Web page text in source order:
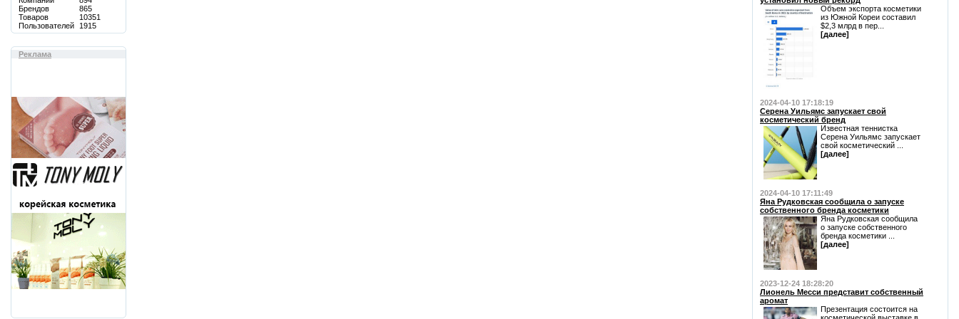
Брендов
865
Товаров
10351
Пользователей
1915
Реклама
Объем экспорта косметики
из Южной Кореи составил
$2,3 млрд в пер...
[далее]
2024-04-10 17:18:19
Серена Уильямс запускает свой
косметический бренд
Известная теннистка
Серена Уильямс запускает
свой косметический ...
[далее]
2024-04-10 17:11:49
Яна Рудковская сообщила о запуске
собственного бренда косметики
Яна Рудковская сообщила
о запуске собственного
бренда косметики ...
[далее]
2023-12-24 18:28:20
Лионель Месси представит собственный
аромат
Презентация состоится на